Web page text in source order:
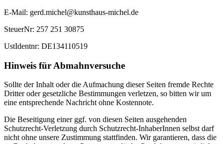
E-Mail: gerd.michel@kunsthaus-michel.de
SteuerNr: 257 251 30875
UstIdentnr: DE134110519
Hinweis für Abmahnversuche
Sollte der Inhalt oder die Aufmachung dieser Seiten fremde Rechte
Dritter oder gesetzliche Bestimmungen verletzen, so bitten wir um
eine entsprechende Nachricht ohne Kostennote.
Die Beseitigung einer ggf. von diesen Seiten ausgehenden
Schutzrecht-Verletzung durch Schutzrecht-InhaberInnen selbst darf
nicht ohne unsere Zustimmung stattfinden. Wir garantieren, dass die